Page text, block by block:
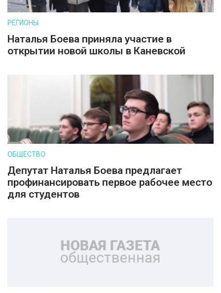
РЕГИОНЫ
Наталья Боева приняла участие в
открытии новой школы в Каневской
ОБЩЕСТВО
Депутат Наталья Боева предлагает
профинансировать первое рабочее место
для студентов